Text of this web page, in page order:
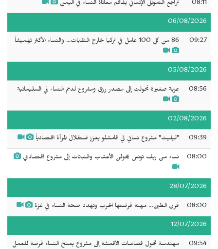
08:11 تراجع التمويل الإنساني يفاقم معاناة النساء في اليمن
06/08/2026
09:27 86 من كل 100 عامل في تركيا خارج النقابات... والنساء الأكثر تهميشاً
05/08/2026
08:56 عربة صغيرة تحولت إلى مصدر رزق ومشروع لدعم النساء في السليمانية
02/08/2026
09:39 "ليليت" مشروع نسائي في قامشلو يعزز استقلال المرأة اقتصادياً
08:00 نساء من ريف تونس يحولن الأعشاب والنباتات إلى مشروع اقتصادي
28/07/2026
08:00 فرن الطين… مهنة فرضتها الحرب وتهدد صحة النساء في غزة
12/07/2026
09:54 مهندسة تحول قصاصات الأقمشة إلى مشروع يمنح النساء فرصة للعمل